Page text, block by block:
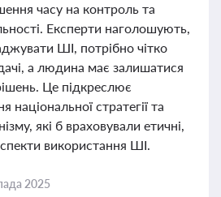
часу на контроль та
Експерти наголошують,
ШІ, потрібно чітко
а людина має залишатися
Це підкреслює
національної стратегії та
які б враховували етичні,
використання ШІ.
2025